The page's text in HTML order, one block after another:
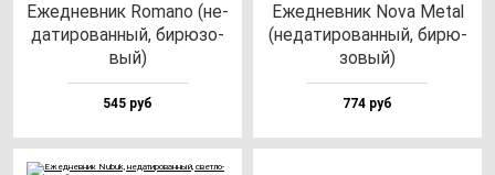
Ежед­нев­ник Roma­no (не­
да­ти­ро­ван­ный, би­рю­зо­
вый)
545 руб
Ежед­нев­ник Nova Metal
(не­да­ти­ро­ван­ный, би­рю­
зо­вый)
774 руб